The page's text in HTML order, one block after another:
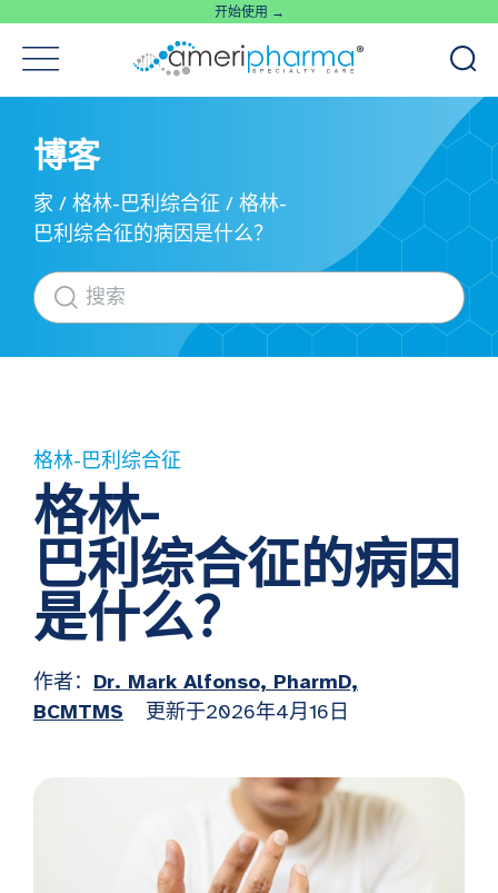
开始使用 →
博客
家 / 格林-巴利综合征 / 格林-
巴利综合征的病因是什么？
格林-巴利综合征
格林-
巴利综合征的病因
是什么？
作者： Dr. Mark Alfonso, PharmD,
BCMTMS
更新于2026年4月16日